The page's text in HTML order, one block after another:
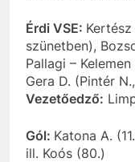
Érdi VSE:
szünetben),
Pallagi –
Gera D. (Pintér
Vezetőedző:
Gól: Katona A.
ill. Koós (80.)